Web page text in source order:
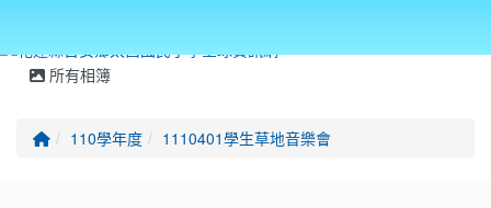
所有相簿
回首頁110學年度 1110401學生草地音樂會